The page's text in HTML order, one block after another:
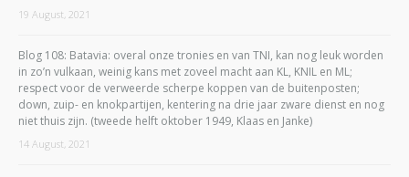
19 August, 2021
Blog 108: Batavia: overal onze tronies en van TNI, kan nog leuk worden
in zo’n vulkaan, weinig kans met zoveel macht aan KL, KNIL en ML;
respect voor de verweerde scherpe koppen van de buitenposten;
down, zuip- en knokpartijen, kentering na drie jaar zware dienst en nog
niet thuis zijn. (tweede helft oktober 1949, Klaas en Janke)
14 August, 2021